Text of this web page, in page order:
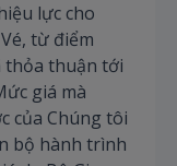
lực cho
từ điểm
thỏa thuận tới
giá mà
của Chúng tôi
bộ hành trình